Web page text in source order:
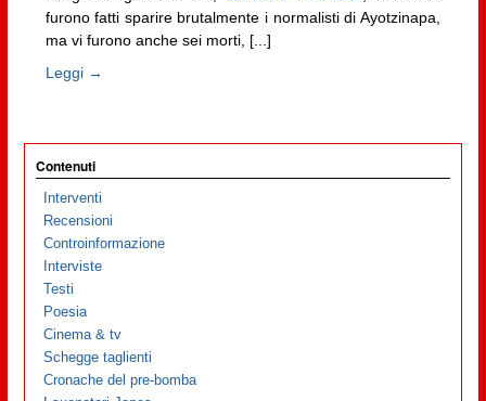
furono fatti sparire brutalmente i normalisti di Ayotzinapa,
ma vi furono anche sei morti, [...]
Leggi →
Contenuti
Interventi
Recensioni
Controinformazione
Interviste
Testi
Poesia
Cinema & tv
Schegge taglienti
Cronache del pre-bomba